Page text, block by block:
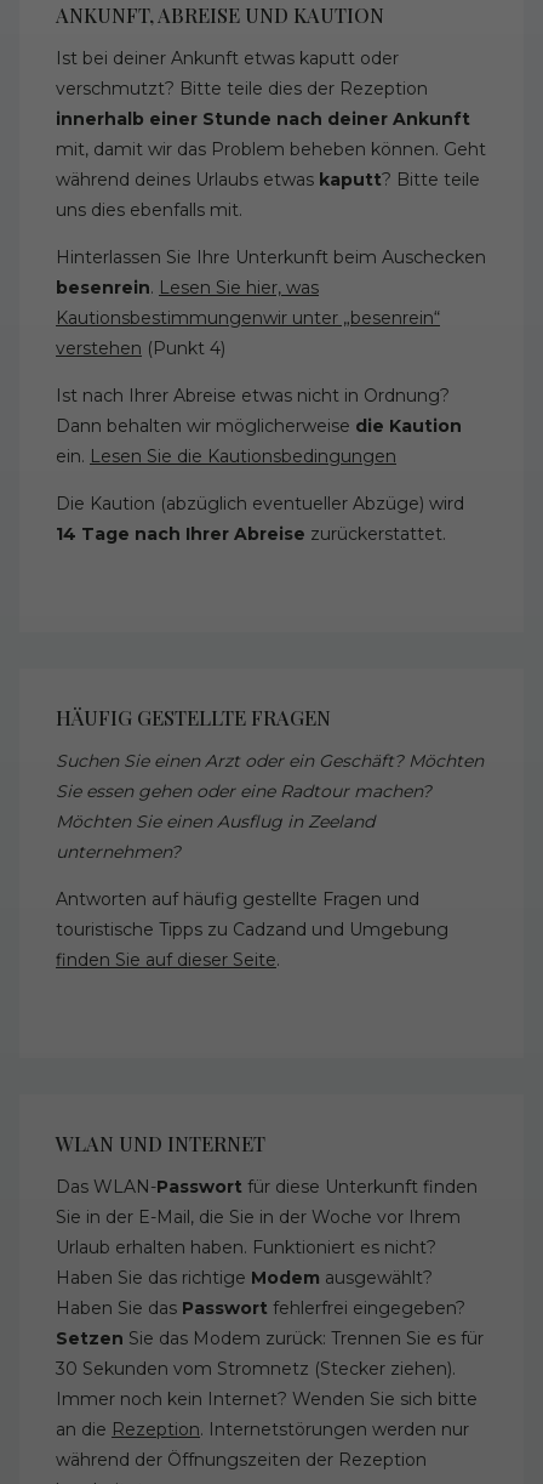
ANKUNFT, ABREISE UND KAUTION
Ist bei deiner Ankunft etwas kaputt oder
verschmutzt? Bitte teile dies der Rezeption
innerhalb einer Stunde nach deiner Ankunft
mit, damit wir das Problem beheben können. Geht
während deines Urlaubs etwas kaputt? Bitte teile
uns dies ebenfalls mit.
Hinterlassen Sie Ihre Unterkunft beim Auschecken
besenrein. Lesen Sie hier, was
Kautionsbestimmungenwir unter „besenrein“
verstehen (Punkt 4)
Ist nach Ihrer Abreise etwas nicht in Ordnung?
Dann behalten wir möglicherweise die Kaution
ein. Lesen Sie die Kautionsbedingungen
Die Kaution (abzüglich eventueller Abzüge) wird
14 Tage nach Ihrer Abreise zurückerstattet.
HÄUFIG GESTELLTE FRAGEN
Suchen Sie einen Arzt oder ein Geschäft? Möchten
Sie essen gehen oder eine Radtour machen?
Möchten Sie einen Ausflug in Zeeland
unternehmen?
Antworten auf häufig gestellte Fragen und
touristische Tipps zu Cadzand und Umgebung
finden Sie auf dieser Seite.
WLAN UND INTERNET
Das WLAN-Passwort für diese Unterkunft finden
Sie in der E-Mail, die Sie in der Woche vor Ihrem
Urlaub erhalten haben. Funktioniert es nicht?
Haben Sie das richtige Modem ausgewählt?
Haben Sie das Passwort fehlerfrei eingegeben?
Setzen Sie das Modem zurück: Trennen Sie es für
30 Sekunden vom Stromnetz (Stecker ziehen).
Immer noch kein Internet? Wenden Sie sich bitte
an die Rezeption. Internetstörungen werden nur
während der Öffnungszeiten der Rezeption